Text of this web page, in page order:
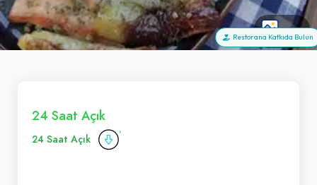
+14
Restorana Katkıda Bulun
24 Saat Açık
24 Saat Açık